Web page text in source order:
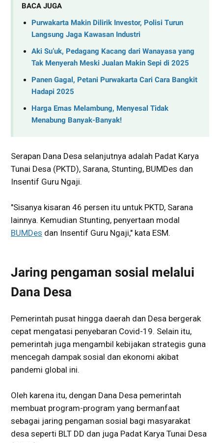
BACA JUGA
Purwakarta Makin Dilirik Investor, Polisi Turun
Langsung Jaga Kawasan Industri
Aki Su’uk, Pedagang Kacang dari Wanayasa yang
Tak Menyerah Meski Jualan Makin Sepi di 2025
Panen Gagal, Petani Purwakarta Cari Cara Bangkit
Hadapi 2025
Harga Emas Melambung, Menyesal Tidak
Menabung Banyak-Banyak!
Serapan Dana Desa selanjutnya adalah Padat Karya
Tunai Desa (PKTD), Sarana, Stunting, BUMDes dan
Insentif Guru Ngaji.
"Sisanya kisaran 46 persen itu untuk PKTD, Sarana
lainnya. Kemudian Stunting, penyertaan modal
BUMDes dan Insentif Guru Ngaji," kata ESM.
Jaring pengaman sosial melalui
Dana Desa
Pemerintah pusat hingga daerah dan Desa bergerak
cepat mengatasi penyebaran Covid-19. Selain itu,
pemerintah juga mengambil kebijakan strategis guna
mencegah dampak sosial dan ekonomi akibat
pandemi global ini.
Oleh karena itu, dengan Dana Desa pemerintah
membuat program-program yang bermanfaat
sebagai jaring pengaman sosial bagi masyarakat
desa seperti BLT DD dan juga Padat Karya Tunai Desa